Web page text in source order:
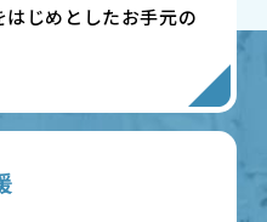
じめとしたお手元の